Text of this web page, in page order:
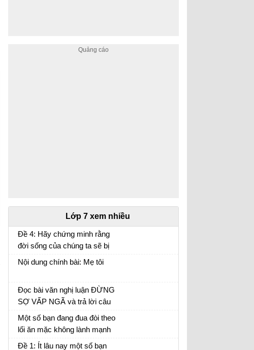
Lớp 7 xem nhiều
Đề 4: Hãy chứng minh rằng
đời sống của chúng ta sẽ bị
tổn bại rất lớn nếu mỗi người
không có ý thức bảo vệ môi
Bài văn mẫu lớp 7 số 5 đề 4
Nội dung chính bài: Mẹ tôi
Đọc bài văn nghị luận ĐỪNG
SỢ VẤP NGÃ và trả lời câu
hỏi
Một số bạn đang đua đòi theo
lối ăn mặc không lành mạnh
không phù hợp với lứa tuổi
Nghị luận trang phục của giới trẻ hiện nay
Đề 1: Ít lâu nay một số bạn